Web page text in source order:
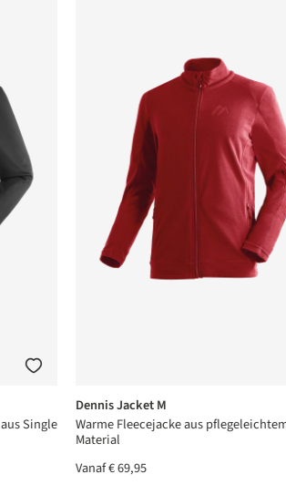
Single
Dennis Jacket M
Warme Fleecejacke aus
Material
Vanaf€ 69,95